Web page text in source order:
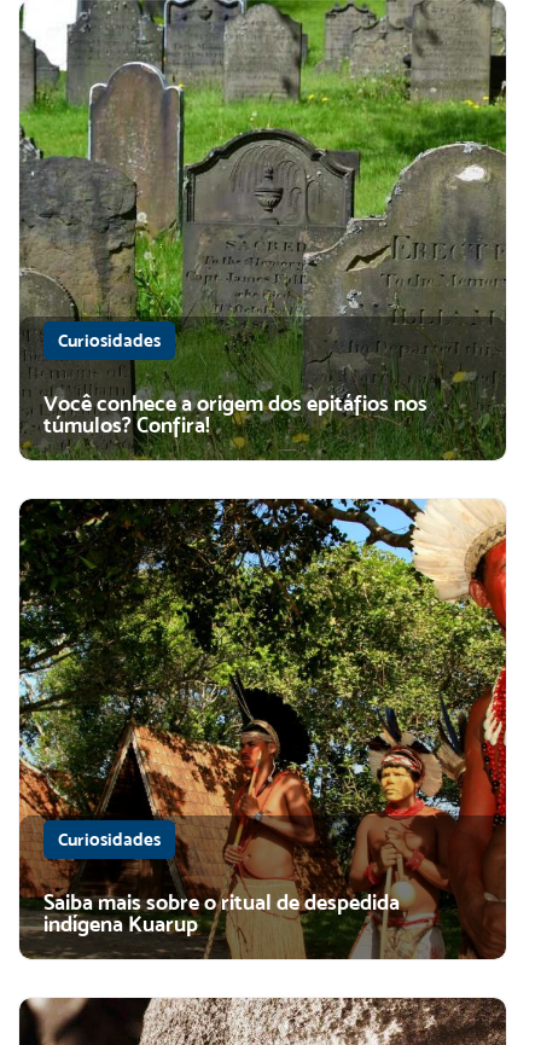
Curiosidades
Você conhece a origem dos epitáfios nos
túmulos? Confira!
Curiosidades
Saiba mais sobre o ritual de despedida
indígena Kuarup